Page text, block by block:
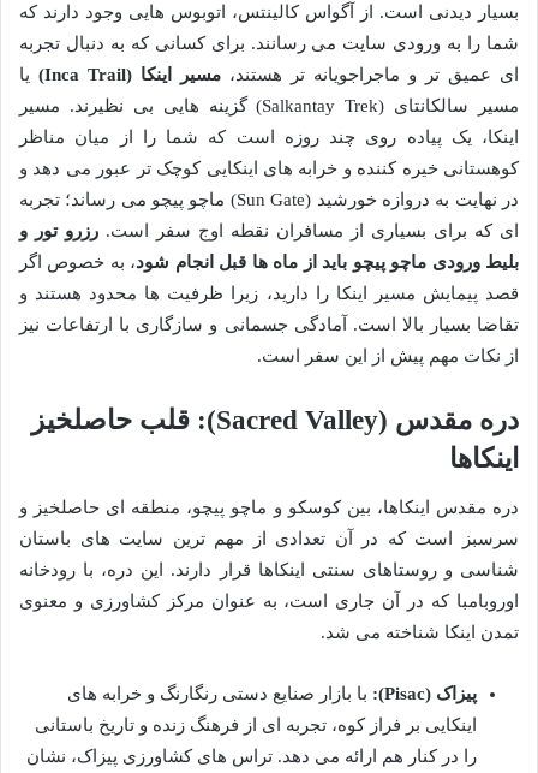
بسیار دیدنی است. از آگواس کالینتس، اتوبوس هایی وجود دارند که
شما را به ورودی سایت می رسانند. برای کسانی که به دنبال تجربه
ای عمیق تر و ماجراجویانه تر هستند، مسیر اینکا (Inca Trail)
یا
مسیر سالکانتای (Salkantay Trek) گزینه هایی بی نظیرند. مسیر
اینکا، یک پیاده روی چند روزه است که شما را از میان مناظر
کوهستانی خیره کننده و خرابه های اینکایی کوچک تر عبور می دهد و
در نهایت به دروازه خورشید (Sun Gate) ماچو پیچو می رساند؛ تجربه
ای که برای بسیاری از مسافران نقطه اوج سفر است. رزرو تور و
بلیط ورودی ماچو پیچو باید از ماه ها قبل انجام شود، به خصوص اگر
قصد پیمایش مسیر اینکا را دارید، زیرا ظرفیت ها محدود هستند و
تقاضا بسیار بالا است. آمادگی جسمانی و سازگاری با ارتفاعات نیز
از نکات مهم پیش از این سفر است.
دره مقدس (Sacred Valley): قلب حاصلخیز
اینکاها
دره مقدس اینکاها، بین کوسکو و ماچو پیچو، منطقه ای حاصلخیز و
سرسبز است که در آن تعدادی از مهم ترین سایت های باستان
شناسی و روستاهای سنتی اینکاها قرار دارند. این دره، با رودخانه
اوروبامبا که در آن جاری است، به عنوان مرکز کشاورزی و معنوی
تمدن اینکا شناخته می شد.
پیزاک (Pisac):
با بازار صنایع دستی رنگارنگ و خرابه های
اینکایی بر فراز کوه، تجربه ای از فرهنگ زنده و تاریخ باستانی
را در کنار هم ارائه می دهد. تراس های کشاورزی پیزاک، نشان